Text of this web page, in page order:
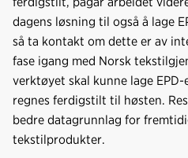
dagens løsning til også å lage
så ta kontakt om dette er av
fase igang med Norsk
verktøyet skal kunne lage
regnes ferdigstilt til høsten.
bedre datagrunnlag for
tekstilprodukter.